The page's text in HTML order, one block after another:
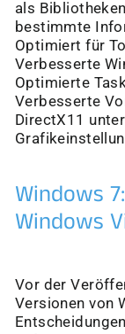
als
bestimmte
Optimiert für
Verbesserte
Optimierte
Verbesserte
DirectX11
Windows
Windows
Vor der
Versionen von